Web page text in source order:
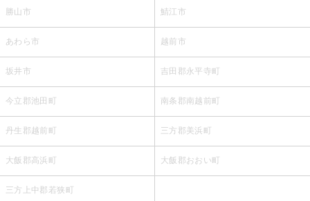
勝山市 鯖江市
あわら市 越前市
坂井市 吉田郡永平寺町
今立郡池田町 南条郡南越前町
丹生郡越前町 三方郡美浜町
大飯郡高浜町 大飯郡おおい町
三方上中郡若狭町